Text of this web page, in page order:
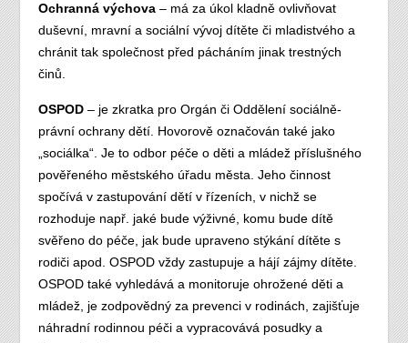
Ochranná výchova – má za úkol kladně ovlivňovat
duševní, mravní a sociální vývoj dítěte či mladistvého a
chránit tak společnost před pácháním jinak trestných
činů.
OSPOD – je zkratka pro Orgán či Oddělení sociálně-
právní ochrany dětí. Hovorově označován také jako
„sociálka“. Je to odbor péče o děti a mládež příslušného
pověřeného městského úřadu města. Jeho činnost
spočívá v zastupování dětí v řízeních, v nichž se
rozhoduje např. jaké bude výživné, komu bude dítě
svěřeno do péče, jak bude upraveno stýkání dítěte s
rodiči apod. OSPOD vždy zastupuje a hájí zájmy dítěte.
OSPOD také vyhledává a monitoruje ohrožené děti a
mládež, je zodpovědný za prevenci v rodinách, zajišťuje
náhradní rodinnou péči a vypracovává posudky a